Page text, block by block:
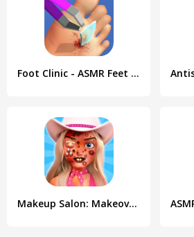
Foot Clinic - ASMR Feet Care
Makeup Salon: Makeover ASMR